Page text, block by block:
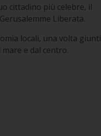
cittadino più celebre, il
Gerusalemme Liberata.
locali, una volta giunti
e dal centro.